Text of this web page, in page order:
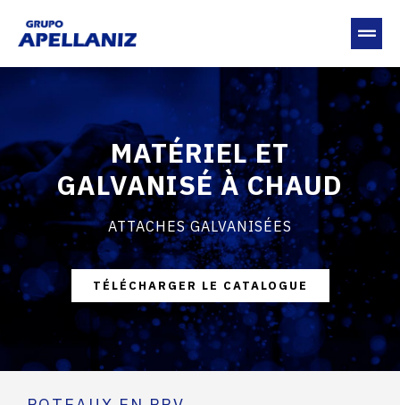
MATÉRIEL ET
GALVANISÉ À CHAUD
ATTACHES GALVANISÉES
TÉLÉCHARGER LE CATALOGUE